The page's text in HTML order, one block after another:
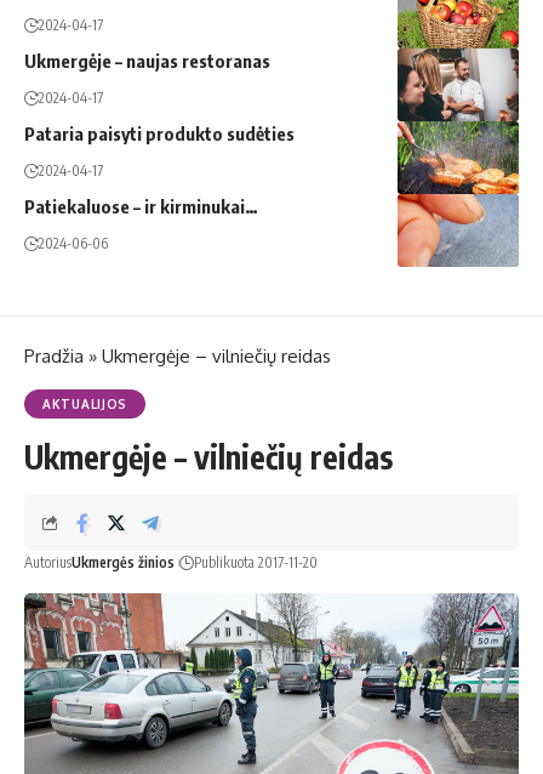
2024-04-17
Ukmergėje – naujas restoranas
2024-04-17
Pataria paisyti produkto sudėties
2024-04-17
Patiekaluose – ir kirminukai…
2024-06-06
Pradžia » Ukmergėje – vilniečių reidas
AKTUALIJOS
Ukmergėje – vilniečių reidas
AutoriusUkmergės žinios Publikuota 2017-11-20